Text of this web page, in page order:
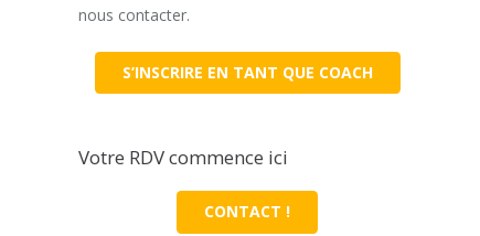
nous contacter.
S’INSCRIRE EN TANT QUE COACH
Votre RDV commence ici
CONTACT !